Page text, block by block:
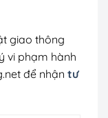
giao thông
vi phạm hành
để nhận tư